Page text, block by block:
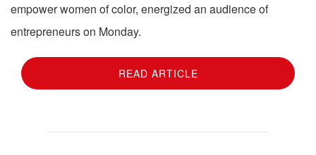
empower women of color, energized an audience of
entrepreneurs on Monday.
READ ARTICLE